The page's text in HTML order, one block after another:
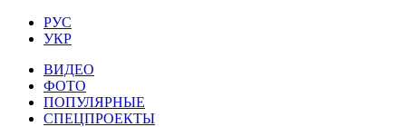
РУС
УКР
ВИДЕО
ФОТО
ПОПУЛЯРНЫЕ
СПЕЦПРОЕКТЫ